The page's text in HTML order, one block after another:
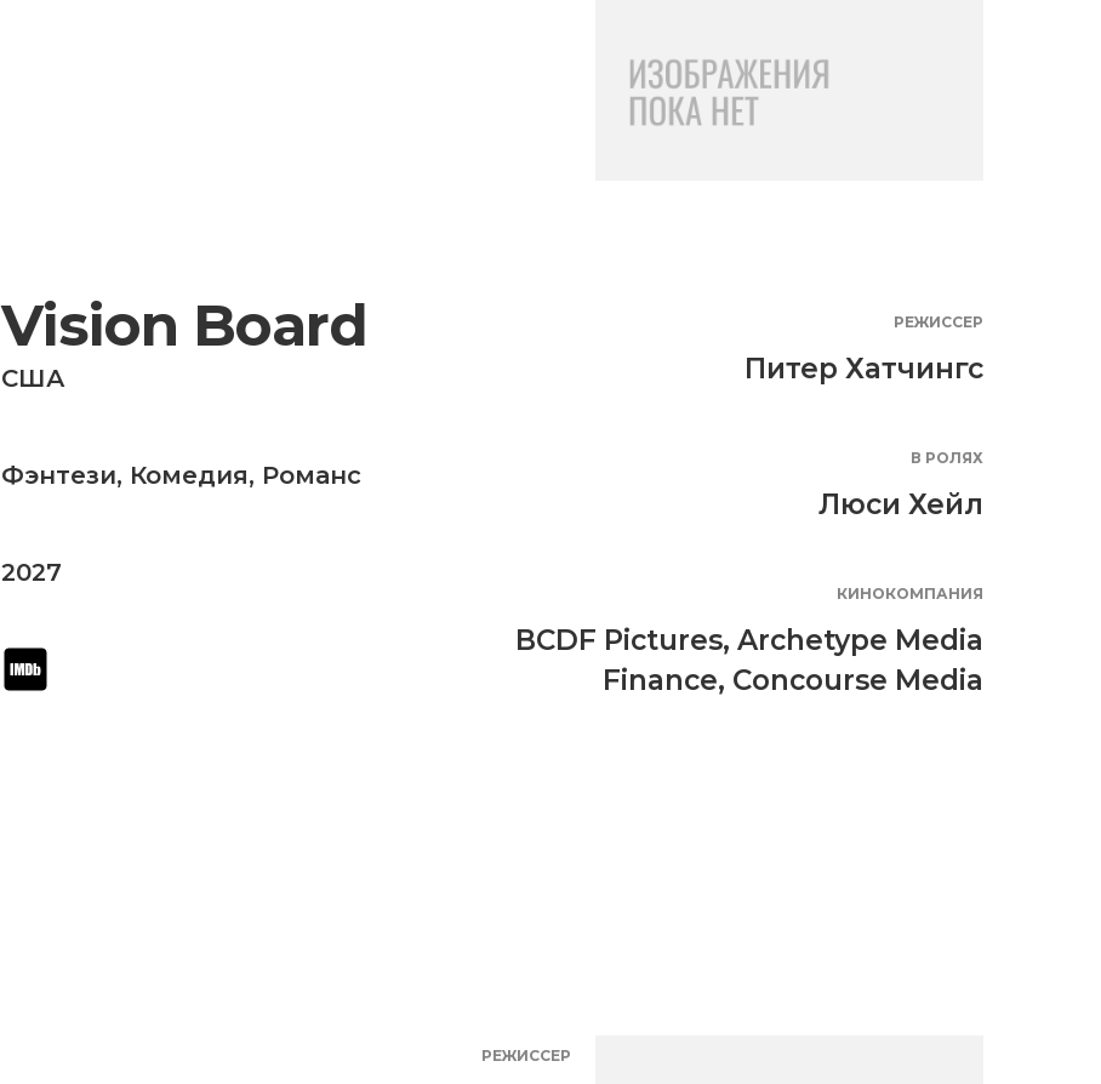
Vision Board
США
Фэнтези, Комедия, Романс
2027
РЕЖИССЕР
Питер Хатчингс
В РОЛЯХ
Люси Хейл
КИНОКОМПАНИЯ
BCDF Pictures, Archetype Media
Finance, Concourse Media
РЕЖИССЕР